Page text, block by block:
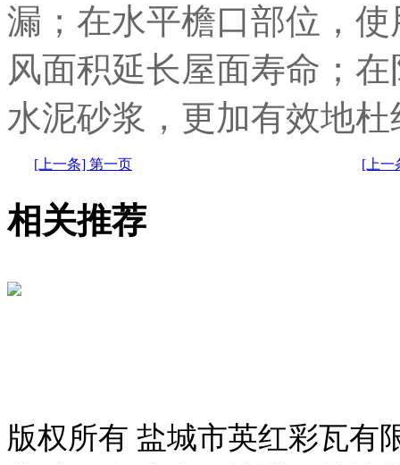
漏；在水平檐口部位，
风面积延长屋面寿命；
水泥砂浆，更加有效地
[上一条] 第一页 [上一
相关推荐
版权所有 盐城市英红彩瓦有